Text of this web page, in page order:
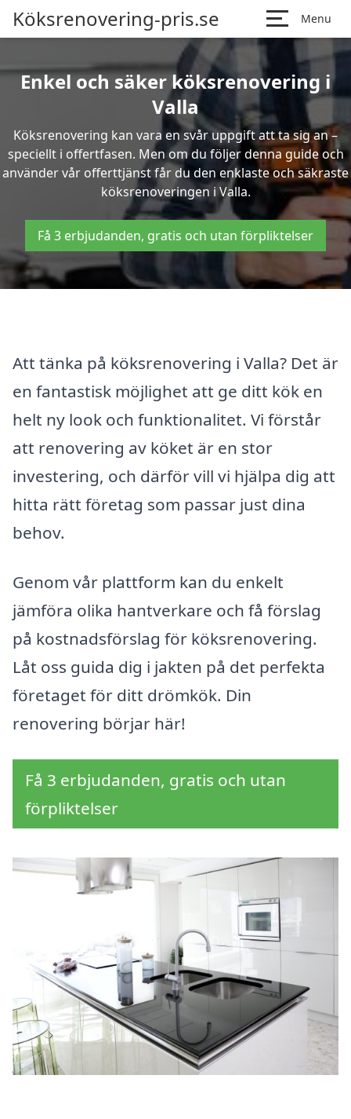
Köksrenovering-pris.se Menu
Enkel och säker köksrenovering i
Valla
Köksrenovering kan vara en svår uppgift att ta sig an –
speciellt i offertfasen. Men om du följer denna guide och
använder vår offerttjänst får du den enklaste och säkraste
köksrenoveringen i Valla.
Få 3 erbjudanden, gratis och utan förpliktelser
Att tänka på köksrenovering i Valla? Det är
en fantastisk möjlighet att ge ditt kök en
helt ny look och funktionalitet. Vi förstår
att renovering av köket är en stor
investering, och därför vill vi hjälpa dig att
hitta rätt företag som passar just dina
behov.
Genom vår plattform kan du enkelt
jämföra olika hantverkare och få förslag
på kostnadsförslag för köksrenovering.
Låt oss guida dig i jakten på det perfekta
företaget för ditt drömkök. Din
renovering börjar här!
Få 3 erbjudanden, gratis och utan
förpliktelser